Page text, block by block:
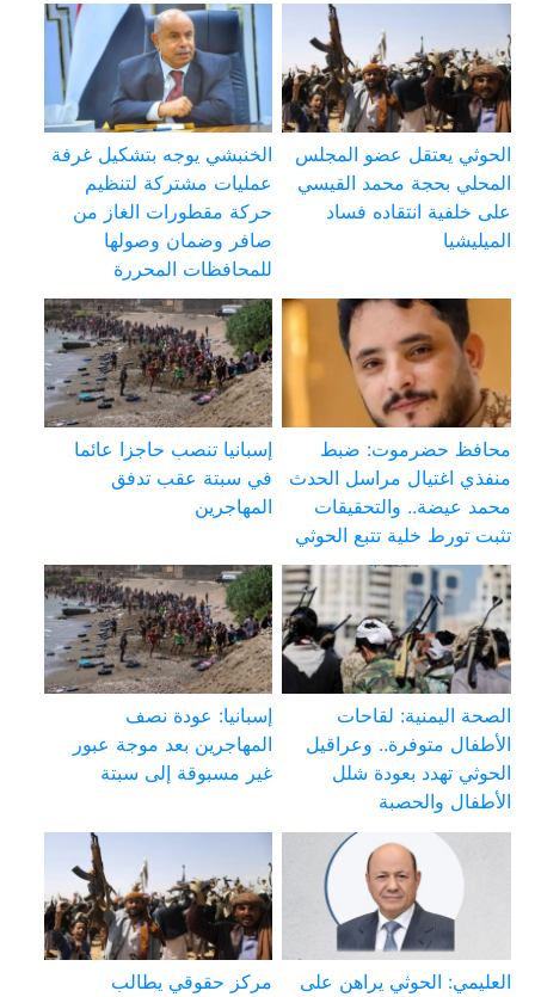
الحوثي يعتقل عضو المجلس
المحلي بحجة محمد القيسي
على خلفية انتقاده فساد
الميليشيا
الخنبشي يوجه بتشكيل غرفة
عمليات مشتركة لتنظيم
حركة مقطورات الغاز من
صافر وضمان وصولها
للمحافظات المحررة
محافظ حضرموت: ضبط
منفذي اغتيال مراسل الحدث
محمد عيضة.. والتحقيقات
تثبت تورط خلية تتبع الحوثي
إسبانيا تنصب حاجزا عائما
في سبتة عقب تدفق
المهاجرين
الصحة اليمنية: لقاحات
الأطفال متوفرة.. وعراقيل
الحوثي تهدد بعودة شلل
الأطفال والحصبة
إسبانيا: عودة نصف
المهاجرين بعد موجة عبور
غير مسبوقة إلى سبتة
العليمي: الحوثي يراهن على
مركز حقوقي يطالب